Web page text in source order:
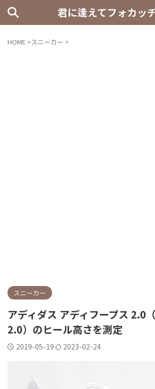
君に逢えてフォカッ
HOME >スニーカー >
スニーカー
アディダス アディフープス 2.0
2.0）のヒール高さを測定
2019-05-19 2023-02-24